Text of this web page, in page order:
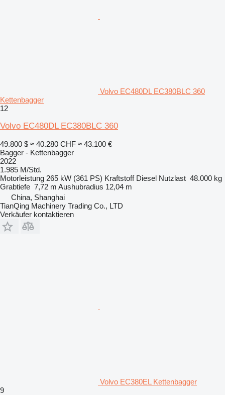
Volvo EC480DL EC380BLC 360
Kettenbagger
12
Volvo EC480DL EC380BLC 360
49.800 $ ≈ 40.280 CHF ≈ 43.100 €
Bagger - Kettenbagger
2022
1.985 M/Std.
Motorleistung 265 kW (361 PS) Kraftstoff Diesel Nutzlast 48.000 kg
Grabtiefe 7,72 m Aushubradius 12,04 m
China, Shanghai
TianQing Machinery Trading Co., LTD
Verkäufer kontaktieren
Volvo EC380EL Kettenbagger
9